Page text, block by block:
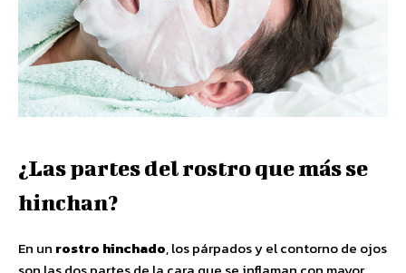
¿Las partes del rostro que más se
hinchan?
En un rostro hinchado, los párpados y el contorno de ojos